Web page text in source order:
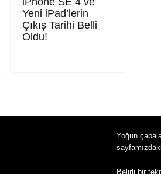
Yeni iPad’lerin
Çıkış Tarihi Belli
Oldu!
Yoğun
Belirli bir